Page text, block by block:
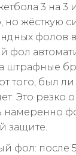
3 на 3
жёсткую
фолов
фол
штрафные
того, был
Это резко
намеренно
защите.
фол: после